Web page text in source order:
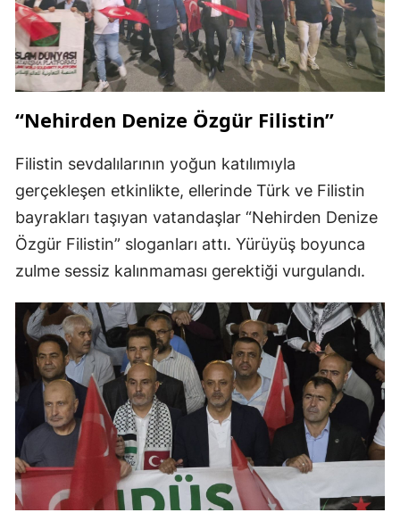
“Nehirden Denize Özgür Filistin”
Filistin sevdalılarının yoğun katılımıyla
gerçekleşen etkinlikte, ellerinde Türk ve Filistin
bayrakları taşıyan vatandaşlar “Nehirden Denize
Özgür Filistin” sloganları attı. Yürüyüş boyunca
zulme sessiz kalınmaması gerektiği vurgulandı.